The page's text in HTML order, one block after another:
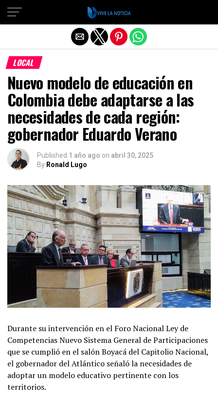
LOCAL
Nuevo modelo de educación en
Colombia debe adaptarse a las
necesidades de cada región:
gobernador Eduardo Verano
Published 1 año ago on abril 30, 2025
By Ronald Lugo
Durante su intervención en el Foro Nacional Ley de
Competencias Nuevo Sistema General de Participaciones
que se cumplió en el salón Boyacá del Capitolio Nacional,
el gobernador del Atlántico señaló la necesidades de
adoptar un modelo educativo pertinente con los
territorios.
Salir de la versión móvil